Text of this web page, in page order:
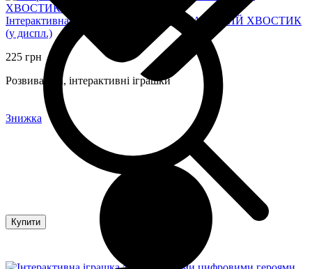
Інтерактивна іграшка "Happy Tails" – ЧАРІВНИЙ ХВОСТИК
(у диспл.)
225 грн
Розвивальні, інтерактивні іграшки
Купити
Знижка